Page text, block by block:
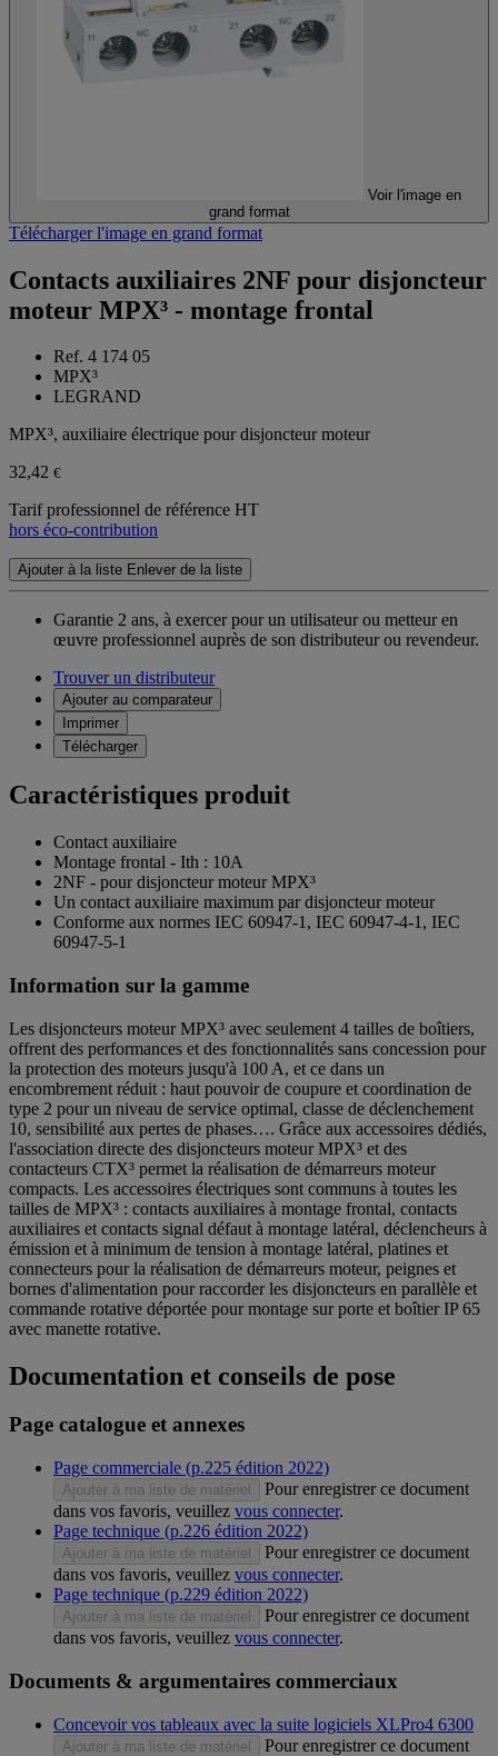
Voir l'image en
grand format
Télécharger l'image en grand format
Contacts auxiliaires 2NF pour disjoncteur
moteur MPX³ - montage frontal
Ref. 4 174 05
MPX³
LEGRAND
MPX³, auxiliaire électrique pour disjoncteur moteur
32,42 €
Tarif professionnel de référence HT
hors éco-contribution
Ajouter à la liste Enlever de la liste
Garantie 2 ans, à exercer pour un utilisateur ou metteur en
œuvre professionnel auprès de son distributeur ou revendeur.
Trouver un distributeur
Ajouter au comparateur
Imprimer
Télécharger
Caractéristiques produit
Contact auxiliaire
Montage frontal - Ith : 10A
2NF - pour disjoncteur moteur MPX³
Un contact auxiliaire maximum par disjoncteur moteur
Conforme aux normes IEC 60947-1, IEC 60947-4-1, IEC
60947-5-1
Information sur la gamme
Les disjoncteurs moteur MPX³ avec seulement 4 tailles de boîtiers,
offrent des performances et des fonctionnalités sans concession pour
la protection des moteurs jusqu'à 100 A, et ce dans un
encombrement réduit : haut pouvoir de coupure et coordination de
type 2 pour un niveau de service optimal, classe de déclenchement
10, sensibilité aux pertes de phases…. Grâce aux accessoires dédiés,
l'association directe des disjoncteurs moteur MPX³ et des
contacteurs CTX³ permet la réalisation de démarreurs moteur
compacts. Les accessoires électriques sont communs à toutes les
tailles de MPX³ : contacts auxiliaires à montage frontal, contacts
auxiliaires et contacts signal défaut à montage latéral, déclencheurs à
émission et à minimum de tension à montage latéral, platines et
connecteurs pour la réalisation de démarreurs moteur, peignes et
bornes d'alimentation pour raccorder les disjoncteurs en parallèle et
commande rotative déportée pour montage sur porte et boîtier IP 65
avec manette rotative.
Documentation et conseils de pose
Page catalogue et annexes
Page commerciale (p.225 édition 2022)
Ajouter à ma liste de matériel
Pour enregistrer ce document
dans vos favoris, veuillez vous connecter.
Page technique (p.226 édition 2022)
Ajouter à ma liste de matériel
Pour enregistrer ce document
dans vos favoris, veuillez vous connecter.
Page technique (p.229 édition 2022)
Ajouter à ma liste de matériel
Pour enregistrer ce document
dans vos favoris, veuillez vous connecter.
Documents & argumentaires commerciaux
Concevoir vos tableaux avec la suite logiciels XLPro4 6300
Ajouter à ma liste de matériel
Pour enregistrer ce document